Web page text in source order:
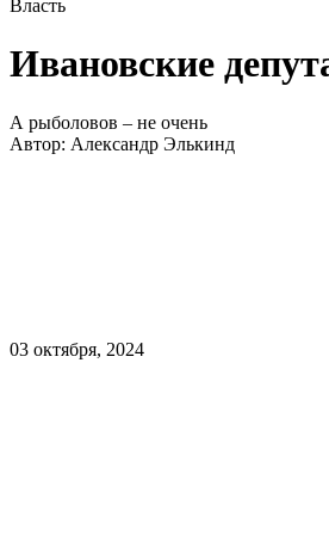
Власть
Ивановские
А рыболовов – не очень
Автор: Александр Элькинд
03 октября, 2024